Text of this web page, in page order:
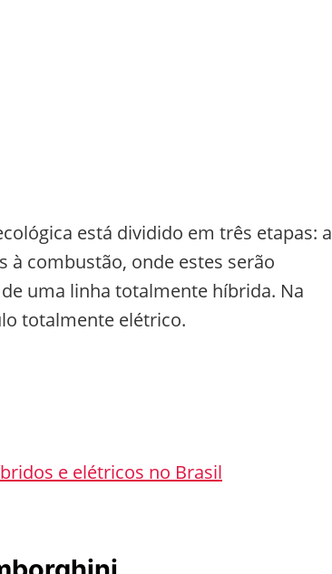
está dividido em três etapas: a
combustão, onde estes serão
uma linha totalmente híbrida. Na
totalmente elétrico.
e elétricos no Brasil